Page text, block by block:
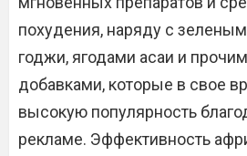
похудения, наряду с
годжи, ягодами асаи и
добавками, которые в свое
высокую популярность
рекламе. Эффективность